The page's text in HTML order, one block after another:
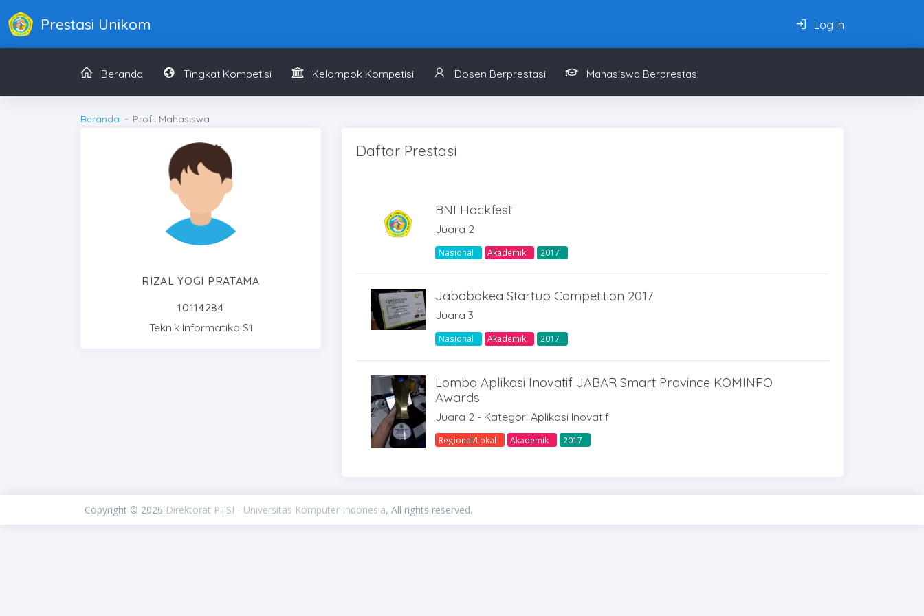
Prestasi Unikom Log In
Beranda Tingkat Kompetisi Kelompok Kompetisi Dosen Berprestasi Mahasiswa Berprestasi
Beranda Profil Mahasiswa
RIZAL YOGI PRATAMA
10114284
Teknik Informatika S1
Daftar Prestasi
BNI Hackfest
Juara 2
Nasional Akademik 2017
Jababakea Startup Competition 2017
Juara 3
Nasional Akademik 2017
Lomba Aplikasi Inovatif JABAR Smart Province KOMINFO
Awards
Juara 2 - Kategori Aplikasi Inovatif
Regional/Lokal Akademik 2017
Copyright © 2026 Direktorat PTSI - Universitas Komputer Indonesia, All rights reserved.